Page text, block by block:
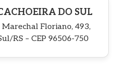
DO SUL
Marechal Floriano, 493,
RS – CEP 96506-750